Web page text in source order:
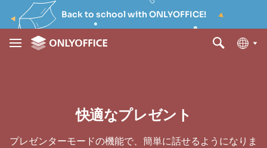
Back to school with ONLYOFFICE!
快適なプレゼント
プレゼンターモードの機能で、簡単に話せるようになりま